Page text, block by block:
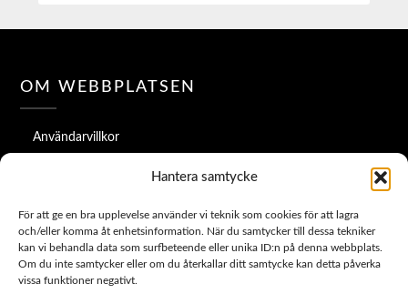
Hantera samtycke
För att ge en bra upplevelse använder vi teknik som cookies för att lagra
och/eller komma åt enhetsinformation. När du samtycker till dessa tekniker
kan vi behandla data som surfbeteende eller unika ID:n på denna webbplats.
Om du inte samtycker eller om du återkallar ditt samtycke kan detta påverka
vissa funktioner negativt.
OM WEBBPLATSEN
Användarvillkor
Sekretesspolicy
Ansvarsfriskrivning